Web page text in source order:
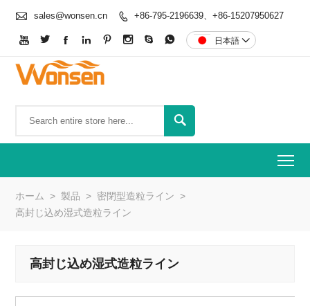
 sales@wonsen.cn  +86-795-2196639、+86-15207950627
        日本語 

ホーム > 製品 > 密閉型造粒ライン >
高封じ込め湿式造粒ライン
高封じ込め湿式造粒ライン